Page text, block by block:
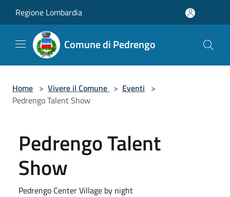
Regione Lombardia
Comune di Pedrengo
Home > Vivere il Comune > Eventi >
Pedrengo Talent Show
Pedrengo Talent
Show
Pedrengo Center Village by night